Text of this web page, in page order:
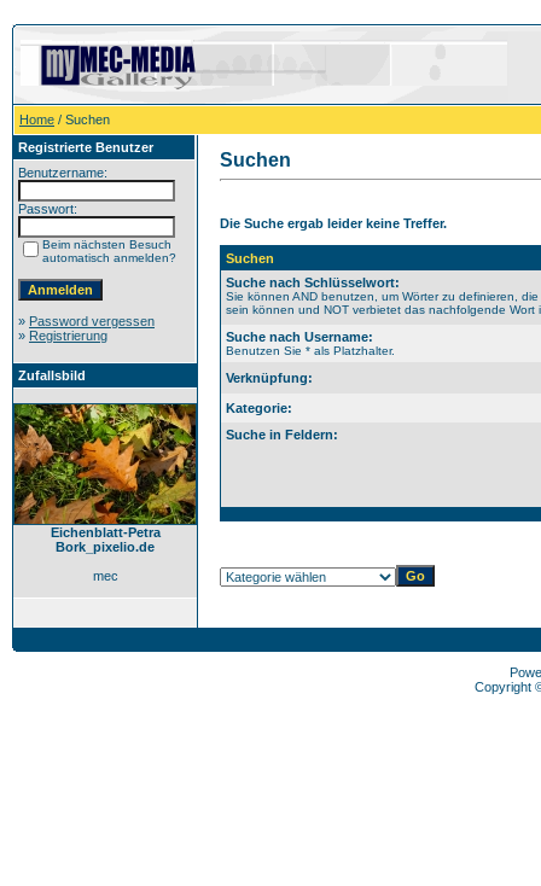
Home / Suchen
Registrierte Benutzer
Benutzername:
Passwort:
Beim nächsten Besuch
automatisch anmelden?
» Password vergessen
» Registrierung
Zufallsbild
Eichenblatt-Petra
Bork_pixelio.de
mec
Suchen
Die Suche ergab leider keine Treffer.
Suchen
Suche nach Schlüsselwort:
Sie können AND benutzen, um Wörter zu definieren,
sein können und NOT verbietet das nachfolgende Wort
Suche nach Username:
Benutzen Sie * als Platzhalter.
Verknüpfung:
Kategorie:
Suche in Feldern:
Copyright